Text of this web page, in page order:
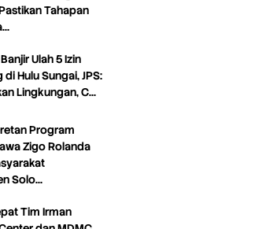
Tahapan
Ulah 5 Izin
Hulu Sungai, JPS:
Lingkungan, C…
Program
Zigo Rolanda
Solo…
Tim Irman